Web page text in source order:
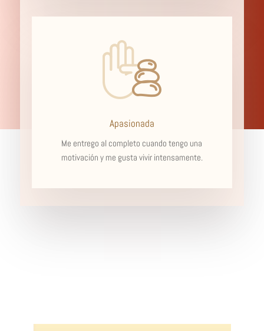
Apasionada
Me entrego al completo cuando tengo una
motivación y me gusta vivir intensamente.